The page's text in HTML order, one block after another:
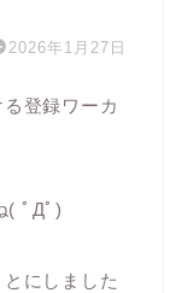
2026年1月27日
登録ワーカ
( ﾟДﾟ)
にしました